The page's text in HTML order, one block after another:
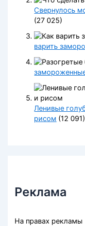
Свернулось
(27 025)
варить
Ленивые
рисом (12 091)
Реклама
На правах рекламы